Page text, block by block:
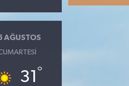
AĞUSTOS
31 °